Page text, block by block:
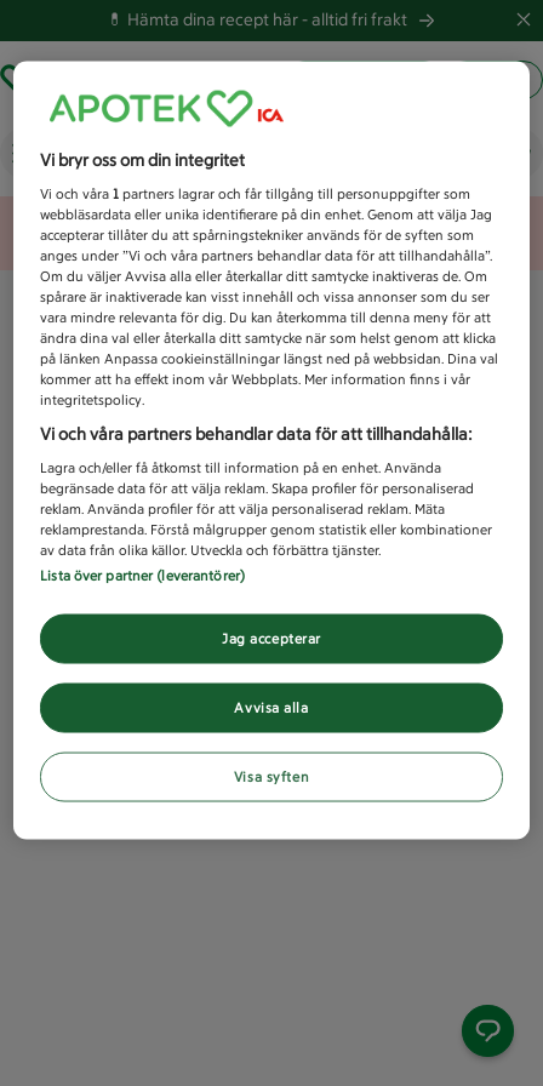
💊 Hämta dina recept här -alltid fri frakt
Vad letar du efter idag?
Unknown error
Vi bryr oss om din integritet
Vi och våra1 partners lagrar och får tillgång till personuppgifter som
webbläsardata eller unika identifierare på din enhet. Genom att välja Jag
accepterar tillåter du att spårningstekniker används för de syften som
anges under ”Vi och våra partners behandlar data för att tillhandahålla”.
Om du väljer Avvisa alla eller återkallar ditt samtycke inaktiveras de. Om
spårare är inaktiverade kan visst innehåll och vissa annonser som du ser
vara mindre relevanta för dig. Du kan återkomma till denna meny för att
ändra dina val eller återkalla ditt samtycke när som helst genom att klicka
på länken Anpassa cookieinställningar längst ned på webbsidan. Dina val
kommer att ha effekt inom vår Webbplats. Mer information finns i vår
integritetspolicy.
Vi och våra partners behandlar data för att tillhandahålla:
Lagra och/eller få åtkomst till information på en enhet. Använda
begränsade data för att välja reklam. Skapa profiler för personaliserad
reklam. Använda profiler för att välja personaliserad reklam. Mäta
reklamprestanda. Förstå målgrupper genom statistik eller kombinationer
av data från olika källor. Utveckla och förbättra tjänster.
Lista över partner (leverantörer)
Avvisa alla
Jag accepterar
Visa syften